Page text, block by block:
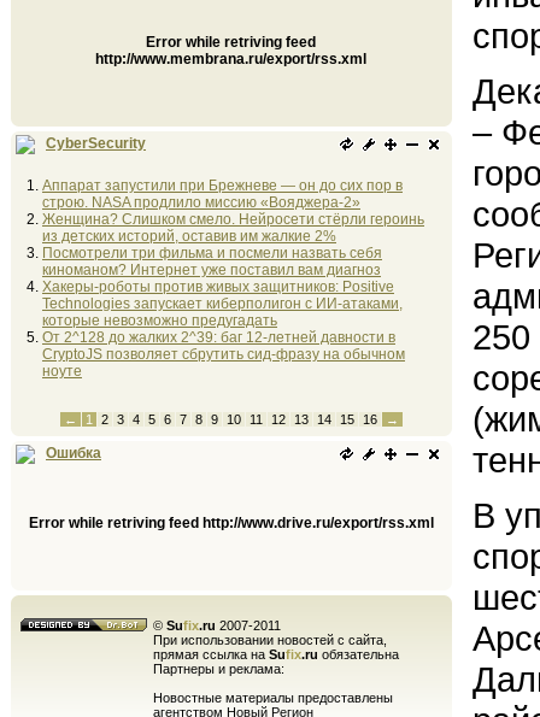
Error while retriving feed
http://www.membrana.ru/export/rss.xml
CyberSecurity
Аппарат запустили при Брежневе — он до сих пор в
строю. NASA продлило миссию «Вояджера-2»
Женщина? Слишком смело. Нейросети стёрли героинь
из детских историй, оставив им жалкие 2%
Посмотрели три фильма и посмели назвать себя
киноманом? Интернет уже поставил вам диагноз
Хакеры-роботы против живых защитников: Positive
Technologies запускает киберполигон с ИИ-атаками,
которые невозможно предугадать
От 2^128 до жалких 2^39: баг 12-летней давности в
CryptoJS позволяет сбрутить сид-фразу на обычном
ноуте
← 1 2 3 4 5 6 7 8 9 10 11 12 13 14 15 16 →
Ошибка
Error while retriving feed http://www.drive.ru/export/rss.xml
© Sufix.ru 2007-2011
При использовании новостей с сайта,
прямая ссылка на Sufix.ru обязательна
Партнеры и реклама:
Новостные материалы предоставлены
агентством Новый Регион
–
250
В